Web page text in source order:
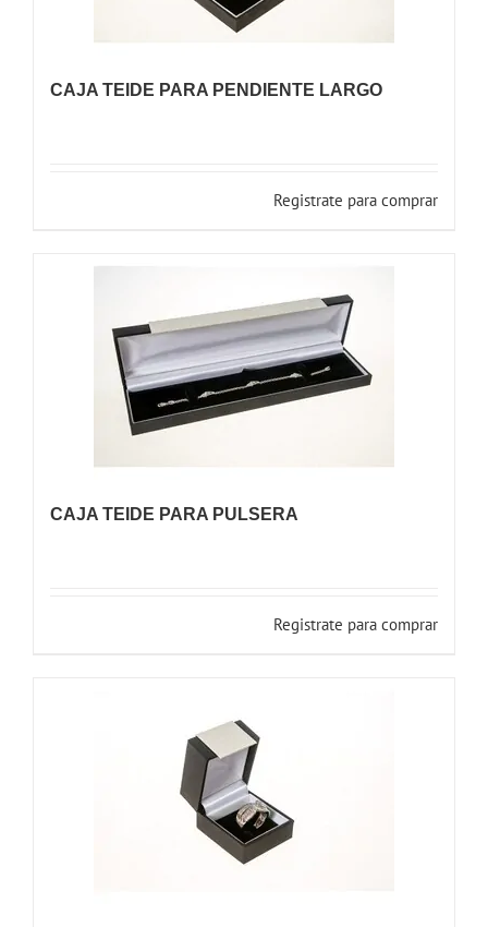
CAJA TEIDE PARA PENDIENTE LARGO
Registrate para comprar
CAJA TEIDE PARA PULSERA
Registrate para comprar